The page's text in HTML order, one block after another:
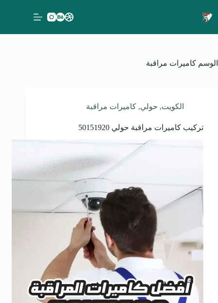
إلى
المحتوى
الوسم كاميرات مراقبة
الكويت, حولي, كاميرات مراقبة
تركيب كاميرات مراقبة حولي 50151920